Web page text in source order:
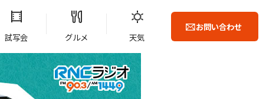
試写会 グルメ 天気
お問い合わせ